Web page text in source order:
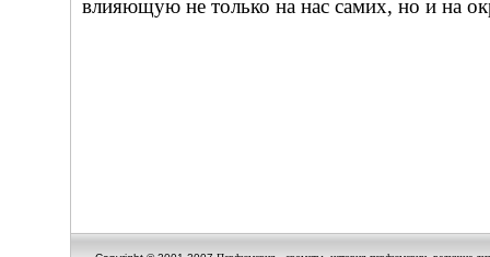
влияющую не только на нас самих, но и на